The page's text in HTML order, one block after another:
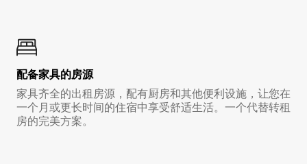
配备家具的房源
家具齐全的出租房源，配有厨房和其他便利设施，让您在
一个月或更长时间的住宿中享受舒适生活。一个代替转租
房的完美方案。